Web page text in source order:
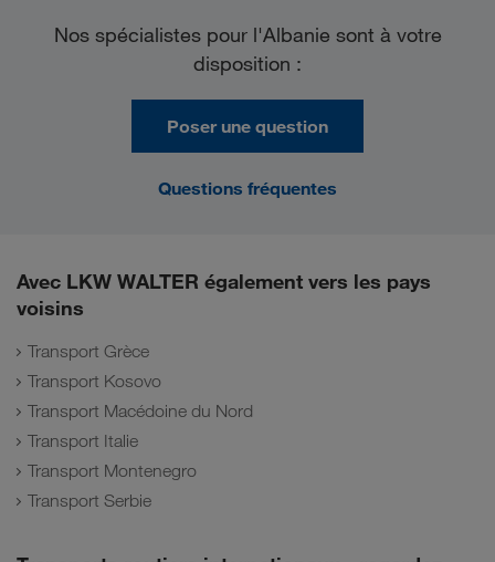
Nos spécialistes pour l'Albanie sont à votre
disposition :
Poser une question
Questions fréquentes
Avec LKW WALTER également vers les pays
voisins
Transport Grèce
Transport Kosovo
Transport Macédoine du Nord
Transport Italie
Transport Montenegro
Transport Serbie